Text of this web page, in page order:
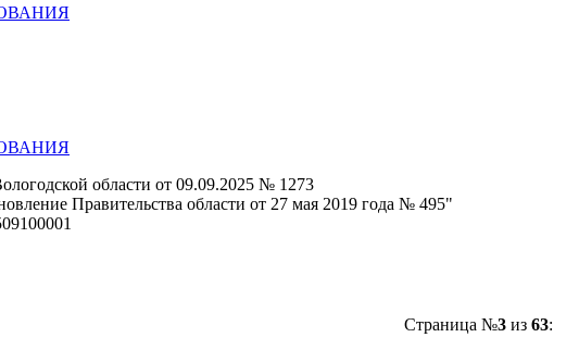
области от 09.09.2025 № 1273
Правительства области от 27 мая 2019 года № 495"
Страница №3из 63: